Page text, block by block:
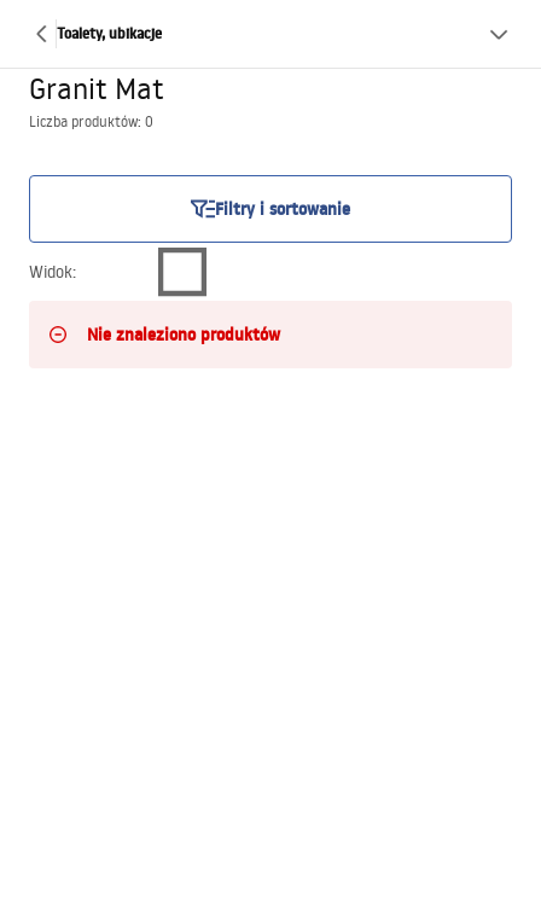
Toalety, ubikacje
Granit Mat
Liczba produktów: 0
Filtry i sortowanie
Widok:
Nie znaleziono produktów